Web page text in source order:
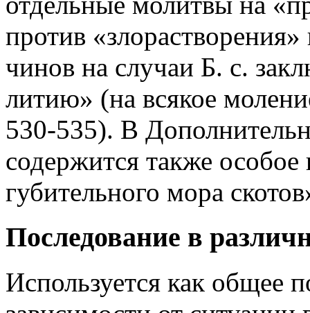
против
чинов на случаи Б. с.
литию» (на всякое
530-535). В
содержится также
губительного мора
Последование в
Используется как общее